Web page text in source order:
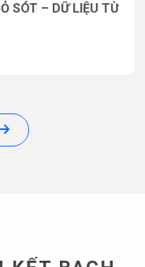
SÓT – DỮ LIỆU TỪ